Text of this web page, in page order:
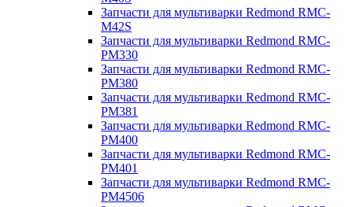
Запчасти для мультиварки Redmond RMC-
M42S
Запчасти для мультиварки Redmond RMC-
PM330
Запчасти для мультиварки Redmond RMC-
PM380
Запчасти для мультиварки Redmond RMC-
PM381
Запчасти для мультиварки Redmond RMC-
PM400
Запчасти для мультиварки Redmond RMC-
PM401
Запчасти для мультиварки Redmond RMC-
PM4506